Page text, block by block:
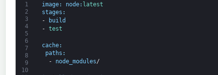
1
2
3
4
5
6
7
8
9
10
image: node: latest
stages :
-
build
- test
cache:
paths :
-
node_modules/